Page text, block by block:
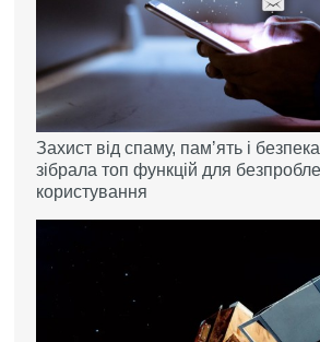
Захист від спаму, памʼять і
зібрала топ функцій для
користування